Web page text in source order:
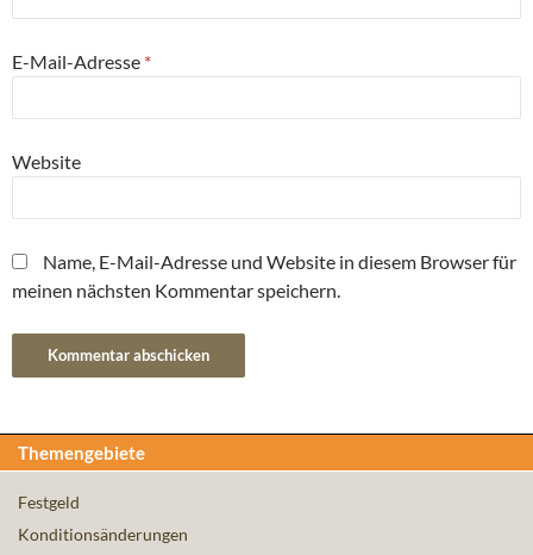
E-Mail-Adresse *
Website
Name, E-Mail-Adresse und Website in diesem Browser für
meinen nächsten Kommentar speichern.
Themengebiete
Festgeld
Konditionsänderungen